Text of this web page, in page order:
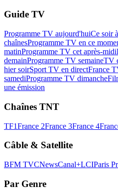
Guide TV
Programme TV aujourd'huiCe soir
chaînesProgramme TV en ce
matinProgramme TV cet après-midi
demainProgramme TV semaineTV
hier soirSport TV en directFrance
samediProgramme TV dimanche
une émission
Chaînes TNT
TF1France 2France 3France 4
Câble & Satellite
BFM TVCNewsCanal+LCIParis
Par Genre